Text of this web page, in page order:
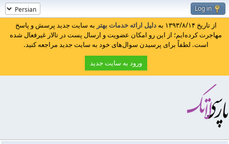
Log in
از تاریخ ۱۳۹۳/۸/۱۴ به دلیل ارائه خدمات بهتر به سایت جدید پرسش و پاسخ
مهاجرت کرده‌ایم؛ از این رو امکان عضویت و ارسال پست در تالار غیرفعال شده
است. لطفاً برای پرسیدن سوال‌های خود به سایت جدید مراجعه کنید.
ورود به سایت جدید